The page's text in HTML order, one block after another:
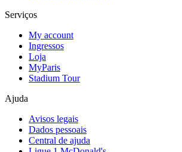
Serviços
My account
Ingressos
Loja
MyParis
Stadium Tour
Ajuda
Avisos legais
Dados pessoais
Central de ajuda